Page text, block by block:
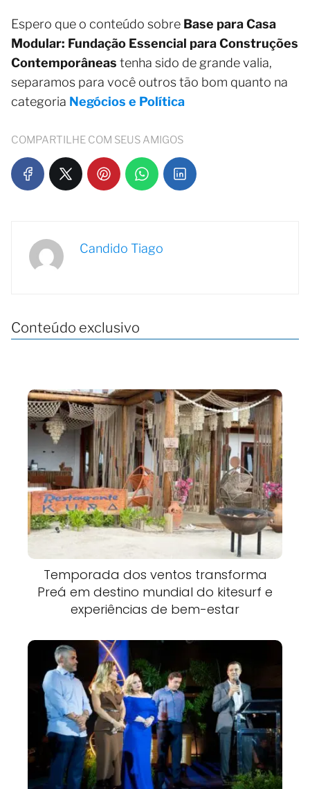
Espero que o conteúdo sobre Base para Casa
Modular: Fundação Essencial para Construções
Contemporâneas tenha sido de grande valia,
separamos para você outros tão bom quanto na
categoria Negócios e Política
COMPARTILHE COM SEUS AMIGOS
Candido Tiago
Conteúdo exclusivo
Temporada dos ventos transforma
Preá em destino mundial do kitesurf e
experiências de bem-estar